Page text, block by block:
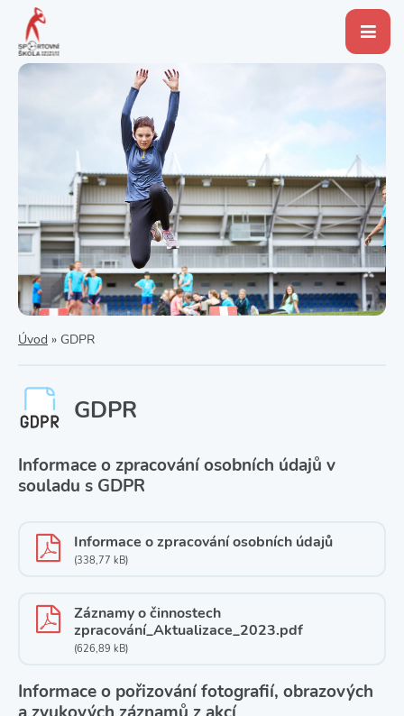
Úvod » GDPR
GDPR
Informace o zpracování osobních údajů v
souladu s GDPR
Informace o zpracování osobních údajů
(338,77 kB)
Záznamy o činnostech
zpracování_Aktualizace_2023.pdf
(626,89 kB)
Informace o pořizování fotografií, obrazových